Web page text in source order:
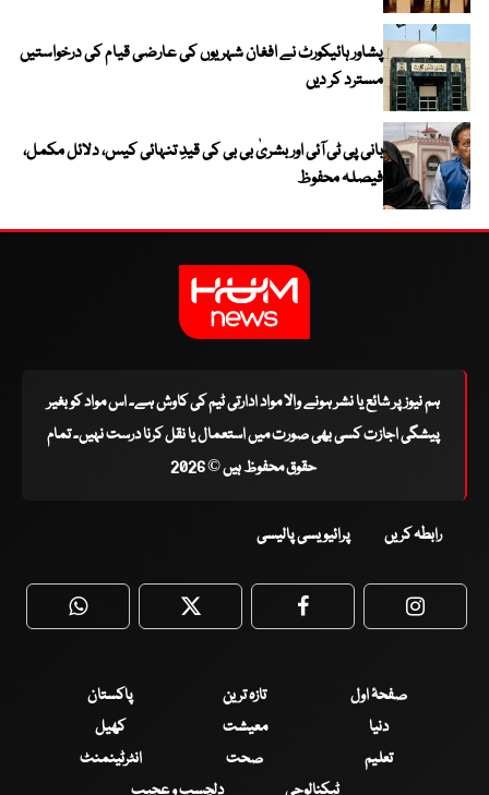
پشاور ہائیکورٹ نے افغان شہریوں کی عارضی قیام کی درخواستیں
مسترد کر دیں
بانی پی ٹی آئی اور بشریٰ بی بی کی قیدِ تنہائی کیس، دلائل مکمل،
فیصلہ محفوظ
ہم نیوز پر شائع یا نشر ہونے والا مواد ادارتی ٹیم کی کاوش ہے۔ اس مواد کو بغیر
پیشگی اجازت کسی بھی صورت میں استعمال یا نقل کرنا درست نہیں۔ تمام
حقوق محفوظ ہیں © 2026
رابطہ کریں پرائیویسی پالیسی
WhatsApp Twitter Facebook
صفحۂ اول تازہ ترین
پاکستان
دنیا
معیشت
کھیل
تعلیم
صحت
انٹرٹینمنٹ